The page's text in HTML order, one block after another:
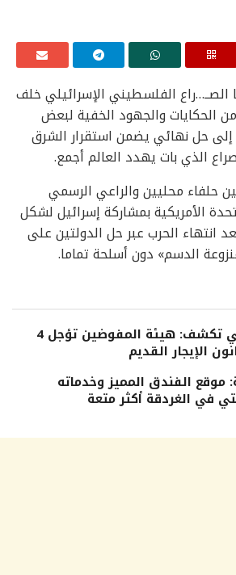
الصــ…راع الفلسطيني الإسرائيلي خلف
الحكايات والجهود الخفية لبعض
حل نهائي يضمن استقرار الشرق
الذي بات يهدد العالم أجمع.
حلفاء محليين والراعي الرسمي
الأمريكية بمشاركة إسرائيل لشكل
انتهاء الحرب عبر حل الدولتين على
الدسم» دون أسلحة تماما.
الحقوقية هبة عرابي تكشف: هيئة المفوضين تؤجل 4
الإيجار القديم
موقع الفندق المميز وخدماته
في الغردقة أكثر متعة